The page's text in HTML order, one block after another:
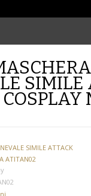
SIMILE
SIMILE ATTACK
ATITAN02